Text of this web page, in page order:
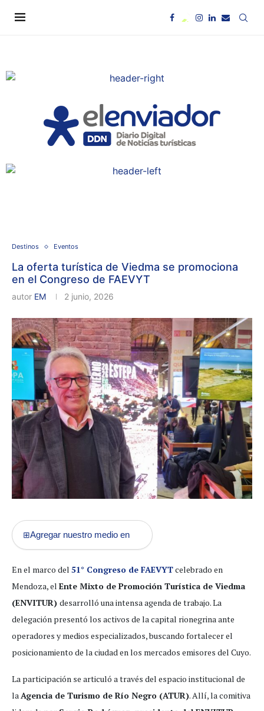
Destinos Eventos
La oferta turística de Viedma se promociona
en el Congreso de FAEVYT
autor EM 2 junio, 2026
⊞Agregar nuestro medio en
En el marco del 51° Congreso de FAEVYTcelebrado en
Mendoza, el Ente Mixto de Promoción Turística de Viedma
(ENVITUR) desarrolló una intensa agenda de trabajo. La
delegación presentó los activos de la capital rionegrina ante
operadores y medios especializados, buscando fortalecer el
posicionamiento de la ciudad en los mercados emisores del Cuyo.
La participación se articuló a través del espacio institucional de
laAgencia de Turismo de Río Negro (ATUR). Allí, la comitiva